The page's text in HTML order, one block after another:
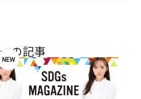
の記事
NEW